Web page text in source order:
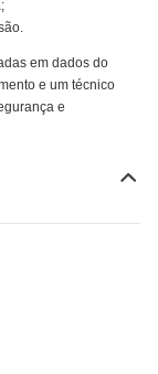
em dados do
e um técnico
e